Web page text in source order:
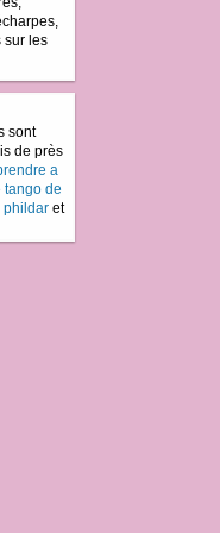
sur les
sont
de près
a
tango de
phildar et